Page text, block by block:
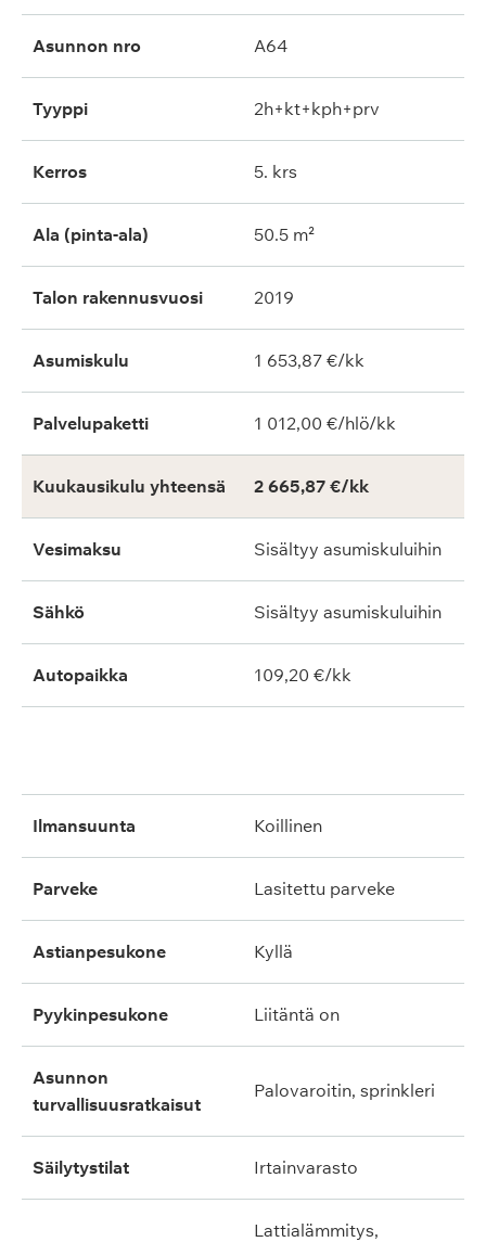
Asunnon nro A64
Tyyppi 2h+kt+kph+prv
Kerros 5. krs
Ala (pinta-ala) 50.5 m²
Talon rakennusvuosi 2019
Asumiskulu 1 653,87 €/kk
Palvelupaketti 1 012,00 €/hlö/kk
Kuukausikulu yhteensä 2 665,87 €/kk
Vesimaksu Sisältyy asumiskuluihin
Sähkö Sisältyy asumiskuluihin
Autopaikka 109,20 €/kk
ilmansuunta koillinen
parveke lasitettu parveke
astianpesukone kyllä
pyykinpesukone liitäntä on
asunnon
turvallisuusratkaisut
palovaroitin, sprinkleri
säilytystilat irtainvarasto
lattialämmitys,